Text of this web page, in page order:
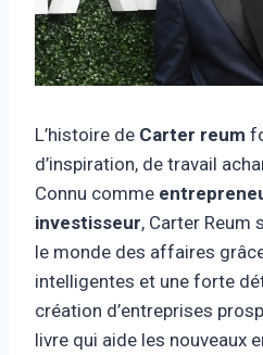
L’histoire de Carter reum
d’inspiration, de travail
Connu comme
investisseur, Carter Reum
le monde des affaires
intelligentes et une forte
création d’entreprises
livre qui aide les nouveaux